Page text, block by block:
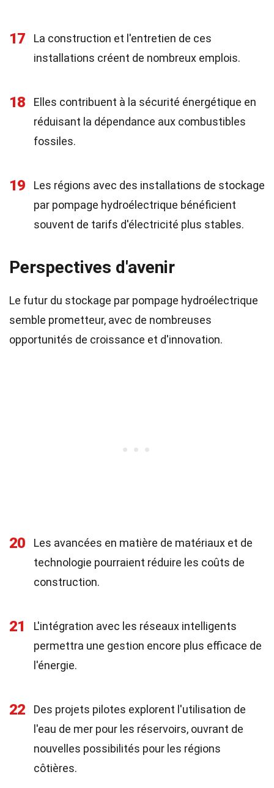
17
La construction et l'entretien de ces
installations créent de nombreux emplois.
18
Elles contribuent à la sécurité énergétique en
réduisant la dépendance aux combustibles
fossiles.
19
Les régions avec des installations de stockage
par pompage hydroélectrique bénéficient
souvent de tarifs d'électricité plus stables.
Perspectives d'avenir
Le futur du stockage par pompage hydroélectrique
semble prometteur, avec de nombreuses
opportunités de croissance et d'innovation.
20
Les avancées en matière de matériaux et de
technologie pourraient réduire les coûts de
construction.
21
L'intégration avec les réseaux intelligents
permettra une gestion encore plus efficace de
l'énergie.
22
Des projets pilotes explorent l'utilisation de
l'eau de mer pour les réservoirs, ouvrant de
nouvelles possibilités pour les régions
côtières.